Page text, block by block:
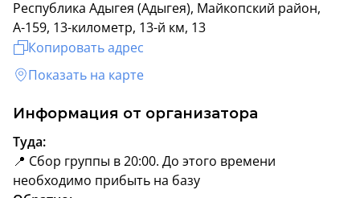
Республика Адыгея (Адыгея), Майкопский район,
А-159, 13-километр, 13-й км, 13
Копировать адрес
Показать на карте
Информация от организатора
Туда:
📍 Сбор группы в 20:00. До этого времени
необходимо прибыть на базу